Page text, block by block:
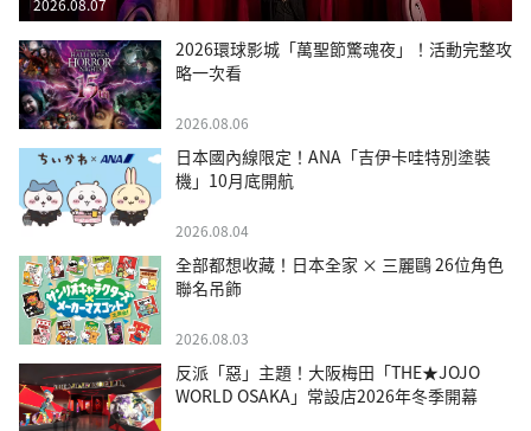
2026.08.07
2026環球影城「萬聖節驚魂夜」！活動完整攻
略一次看
2026.08.06
日本國內線限定！ANA「吉伊卡哇特別塗裝
機」10月底開航
2026.08.04
全部都想收藏！日本全家 × 三麗鷗 26位角色
聯名吊飾
2026.08.03
反派「惡」主題！大阪梅田「THE★JOJO
WORLD OSAKA」常設店2026年冬季開幕